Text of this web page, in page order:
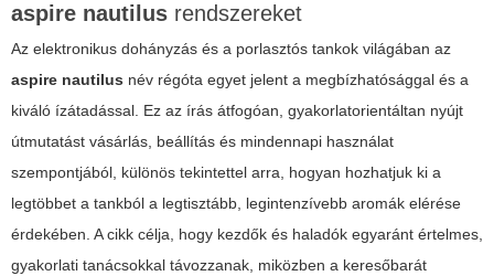
aspire nautilus rendszereket
Az elektronikus dohányzás és a porlasztós tankok világában az
aspire nautilus név régóta egyet jelent a megbízhatósággal és a
kiváló ízátadással. Ez az írás átfogóan, gyakorlatorientáltan nyújt
útmutatást vásárlás, beállítás és mindennapi használat
szempontjából, különös tekintettel arra, hogyan hozhatjuk ki a
legtöbbet a tankból a legtisztább, legintenzívebb aromák elérése
érdekében. A cikk célja, hogy kezdők és haladók egyaránt értelmes,
gyakorlati tanácsokkal távozzanak, miközben a keresőbarát